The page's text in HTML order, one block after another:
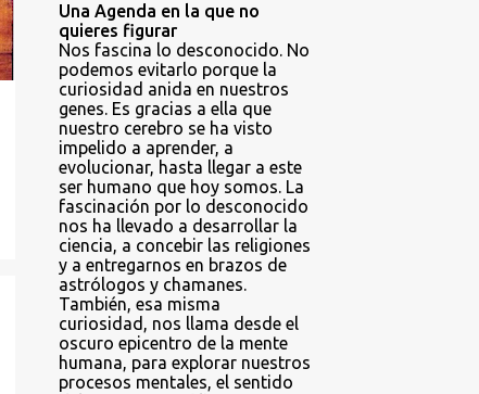
Una Agenda en la que no
quieres figurar
Nos fascina lo desconocido. No
podemos evitarlo porque la
curiosidad anida en nuestros
genes. Es gracias a ella que
nuestro cerebro se ha visto
impelido a aprender, a
evolucionar, hasta llegar a este
ser humano que hoy somos. La
fascinación por lo desconocido
nos ha llevado a desarrollar la
ciencia, a concebir las religiones
y a entregarnos en brazos de
astrólogos y chamanes.
También, esa misma
curiosidad, nos llama desde el
oscuro epicentro de la mente
humana, para explorar nuestros
procesos mentales, el sentido